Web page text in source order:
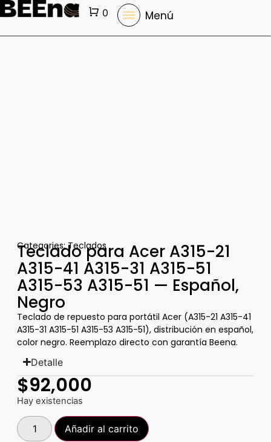
Cart
0 Menú
Categories:Teclados
Teclado para Acer A315-21
A315-41 A315-31 A315-51
A315-53 A315-51 — Español,
Negro
Teclado de repuesto para portátil Acer (A315-21 A315-41
A315-31 A315-51 A315-53 A315-51), distribución en español,
color negro. Reemplazo directo con garantía Beena.
Detalle
$92,000
Hay existencias
Añadir al carrito